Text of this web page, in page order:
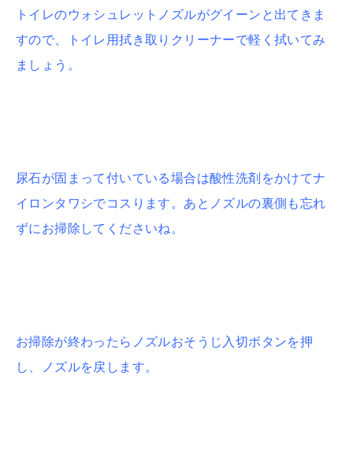
トイレのウォシュレットノズルがグイーンと出てきま
すので、トイレ用拭き取りクリーナーで軽く拭いてみ
ましょう。
尿石が固まって付いている場合は酸性洗剤をかけてナ
イロンタワシでコスります。 あとノズルの裏側も忘れ
ずにお掃除してくださいね。
お掃除が終わったらノズルおそうじ入切ボタンを押
し、ノズルを戻します。